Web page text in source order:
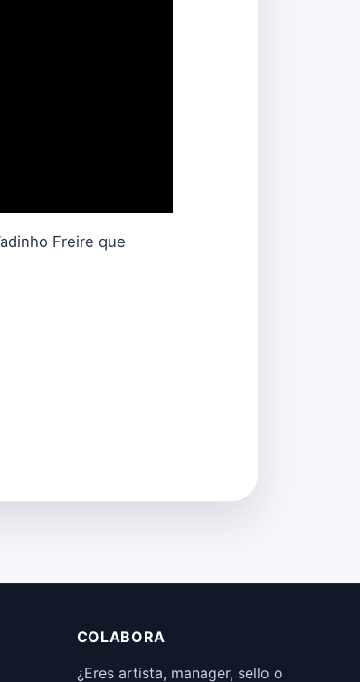
Freire que
COLABORA
¿Eres artista, manager, sello o